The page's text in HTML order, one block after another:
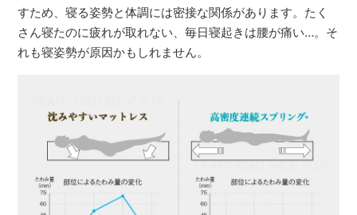
すため、寝る姿勢と体調には密接な関係があります。たく
さん寝たのに疲れが取れない、毎日寝起きは腰が痛い…。そ
れも寝姿勢が原因かもしれません。